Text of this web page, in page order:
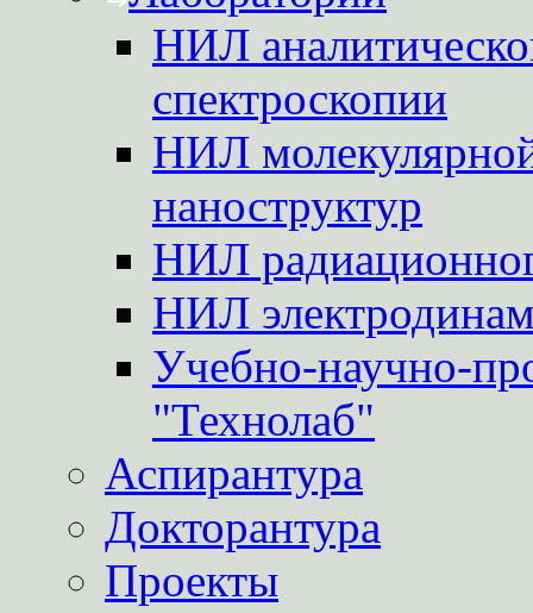
НИЛ
спектроскопии
НИЛ
наноструктур
НИЛ
НИЛ
Учебно-научно-
"Технолаб"
Аспирантура
Докторантура
Проекты